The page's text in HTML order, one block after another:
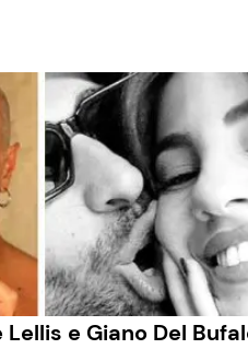
Cucina e Ricette
Consigli di Cucina
Dolci
Le Ricette in TV
Primi Piatti
Lellis e Giano Del